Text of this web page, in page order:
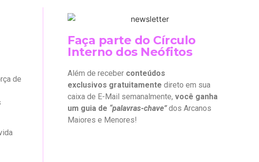
de
Faça parte do Círculo
Interno dos Neófitos
Além de receber conteúdos
exclusivos gratuitamente direto em sua
caixa de E-Mail semanalmente, você ganha
um guia de “palavras-chave”dos Arcanos
Maiores e Menores!